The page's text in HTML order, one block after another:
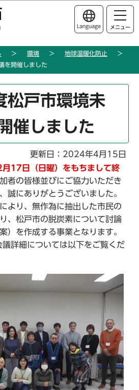
ージの本文へ移動
Language メニュー
環境
地球温暖化防止
を開催しました
松戸市環境未
催しました
更新日：2024年4月15日
17日（日曜）をもちまして終
者の皆様並びにご協力いただき
誠にありがとうございました。
より、無作為に抽出した市民の
、松戸市の脱炭素について討論
）を作成する事業となります。
詳細については以下をご覧くだ